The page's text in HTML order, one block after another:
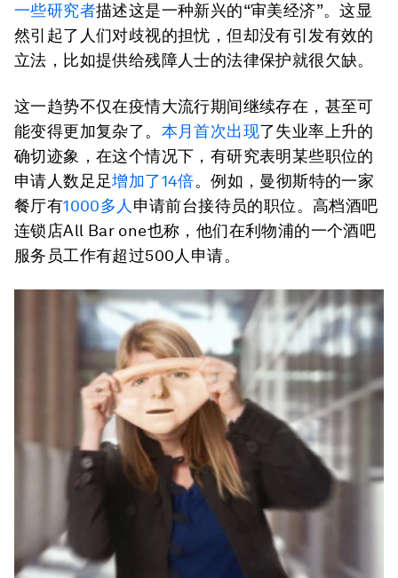
一些研究者描述这是一种新兴的“审美经济”。这显
然引起了人们对歧视的担忧，但却没有引发有效的
立法，比如提供给残障人士的法律保护就很欠缺。
这一趋势不仅在疫情大流行期间继续存在，甚至可
能变得更加复杂了。 本月首次出现了失业率上升的
确切迹象，在这个情况下，有研究表明某些职位的
申请人数足足增加了14倍。例如，曼彻斯特的一家
餐厅有1000多人 申请前台接待员的职位。高档酒吧
连锁店All Bar one也称，他们在利物浦的一个酒吧
服务员工作有超过500人申请。